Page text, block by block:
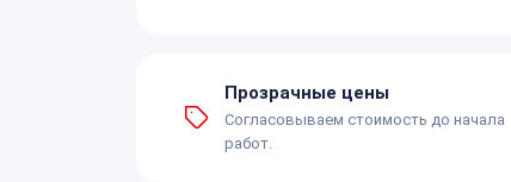
Прозрачные цены
Согласовываем стоимость до начала
работ.